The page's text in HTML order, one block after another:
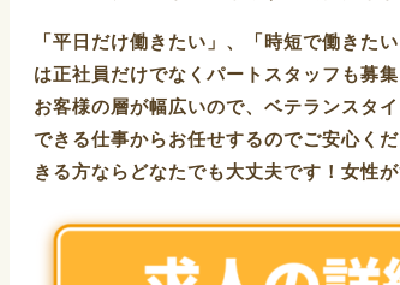
「平日だけ働きたい」、「時短で働きた
は正社員だけでなくパートスタッフも募集
お客様の層が幅広いので、ベテランスタ
できる仕事からお任せするのでご安心く
きる方ならどなたでも大丈夫です！女性